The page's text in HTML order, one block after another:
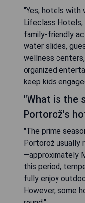
"Yes, hotels with
Lifeclass Hotels,
family-friendly
water slides,
wellness centers,
organized
keep kids
"What is the
Portorož's
"The prime
Portorož usually
—approximately
this period,
fully enjoy
However, some